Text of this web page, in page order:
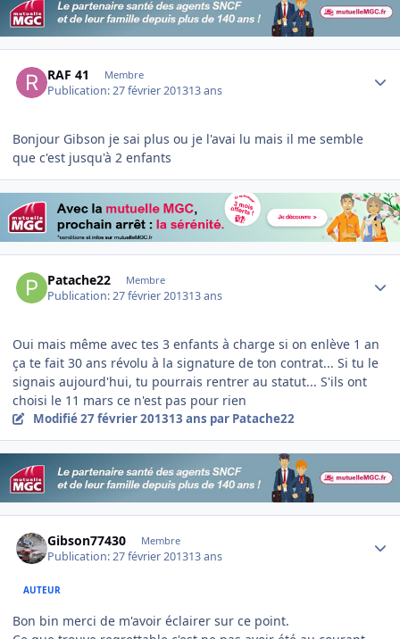
RAF 41 Membre
Publication:27 février 201313 ans
Bonjour Gibson je sai plus ou je l'avai lu mais il me semble
que c'est jusqu'à 2 enfants
Patache22 Membre
Publication:27 février 201313 ans
Oui mais même avec tes 3 enfants à charge si on enlève 1 an
ça te fait 30 ans révolu à la signature de ton contrat... Si tu le
signais aujourd'hui, tu pourrais rentrer au statut... S'ils ont
choisi le 11 mars ce n'est pas pour rien
Modifié27 février 201313 ans par Patache22
Gibson77430 Membre
Publication:27 février 201313 ans
AUTEUR
Bon bin merci de m'avoir éclairer sur ce point.